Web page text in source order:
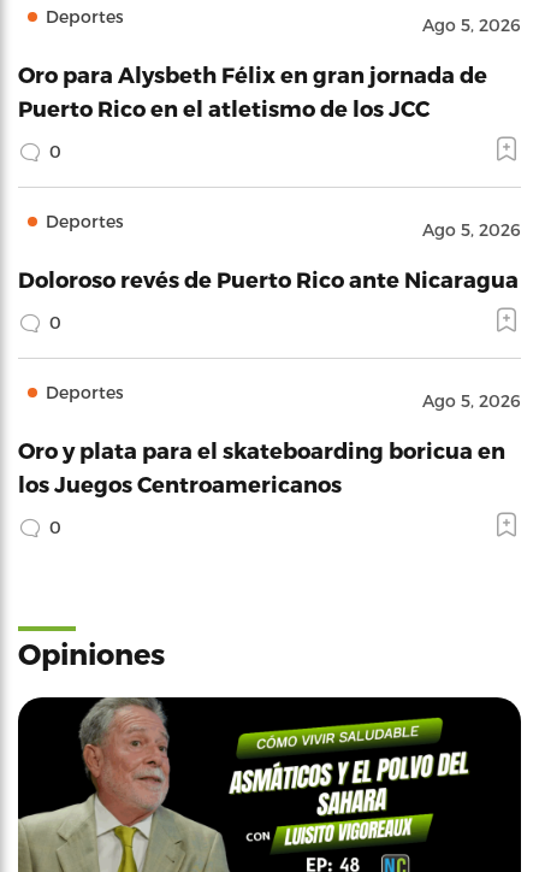
Deportes Ago 5, 2026
Oro para Alysbeth Félix en gran jornada de
Puerto Rico en el atletismo de los JCC
0
Deportes Ago 5, 2026
Doloroso revés de Puerto Rico ante Nicaragua
0
Deportes Ago 5, 2026
Oro y plata para el skateboarding boricua en
los Juegos Centroamericanos
0
Opiniones